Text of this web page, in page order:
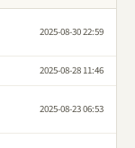
2025-08-30 22:59
2025-08-28 11:46
2025-08-23 06:53